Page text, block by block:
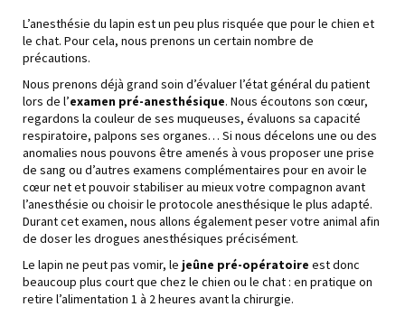
L’anesthésie du lapin est un peu plus risquée que pour le chien et
le chat. Pour cela, nous prenons un certain nombre de
précautions.
Nous prenons déjà grand soin d’évaluer l’état général du patient
lors de l’examen pré-anesthésique. Nous écoutons son cœur,
regardons la couleur de ses muqueuses, évaluons sa capacité
respiratoire, palpons ses organes… Si nous décelons une ou des
anomalies nous pouvons être amenés à vous proposer une prise
de sang ou d’autres examens complémentaires pour en avoir le
cœur net et pouvoir stabiliser au mieux votre compagnon avant
l’anesthésie ou choisir le protocole anesthésique le plus adapté.
Durant cet examen, nous allons également peser votre animal afin
de doser les drogues anesthésiques précisément.
Le lapin ne peut pas vomir, le jeûne pré-opératoire est donc
beaucoup plus court que chez le chien ou le chat : en pratique on
retire l’alimentation 1 à 2 heures avant la chirurgie.